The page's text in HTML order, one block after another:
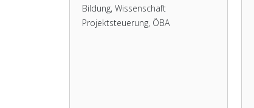
Bildung, Wissenschaft
Projektsteuerung, ÖBA